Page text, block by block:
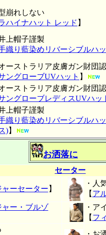
崩れしない
ハイナハット レッド 】
上帽子謹製
織り藍染めリバーシブルハ
ーストラリア皮膚ガン財団
ングローブUVハット 】
ーストラリア皮膚ガン財団
ングローブレディスUVハッ
上帽子謹製
織り藍染めリバーシブルハ
)】
お洒落に
セーター
ーセーター 】
・人
【 ア
ー・ブルゾ
・ア
【 フ